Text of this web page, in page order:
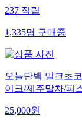
237 적립
1,335명 구매중
오늘단백 밀크초
이크/제주말차/피
25,000원